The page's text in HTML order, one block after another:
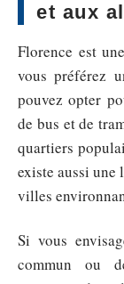
et aux
Florence est une
vous préférez
pouvez opter
de bus et de
quartiers
existe aussi
villes
Si vous
commun ou